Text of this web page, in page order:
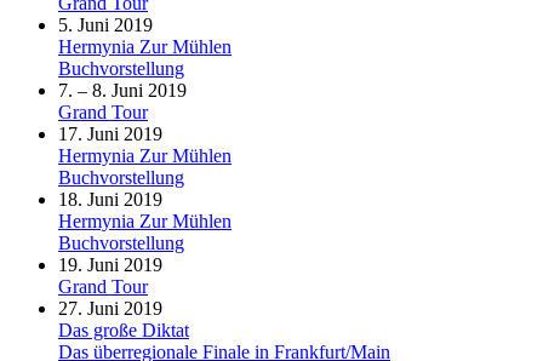
5. Juni 2019
Hermynia Zur Mühlen
Buchvorstellung
7. – 8. Juni 2019
Grand Tour
17. Juni 2019
Hermynia Zur Mühlen
Buchvorstellung
18. Juni 2019
Hermynia Zur Mühlen
Buchvorstellung
19. Juni 2019
Grand Tour
27. Juni 2019
Das große Diktat
Das überregionale Finale in Frankfurt/Main